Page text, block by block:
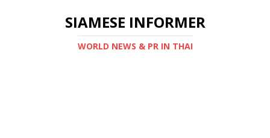
SIAMESE INFORMER
WORLD NEWS & PR IN THAI